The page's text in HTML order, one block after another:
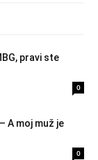
pravi ste
0
A moj muž je
0